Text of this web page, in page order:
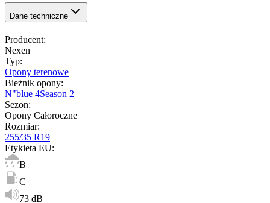
Dane techniczne
Producent:
Nexen
Typ:
Opony terenowe
Bieżnik opony:
N"blue 4Season 2
Sezon:
Opony Całoroczne
Rozmiar:
255/35 R19
Etykieta EU:
B
C
73 dB